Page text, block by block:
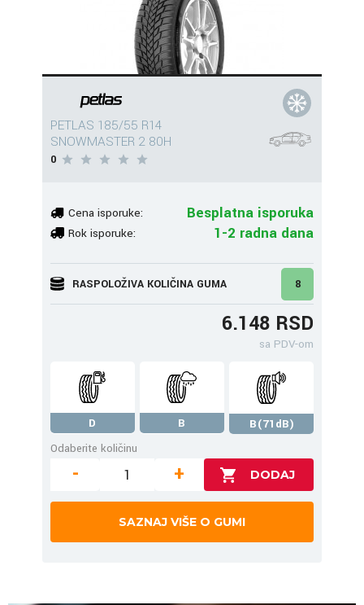
PETLAS 185/55 R14
SNOWMASTER 2 80H
0
Cena isporuke: Besplatna isporuka
Rok isporuke: 1-2 radna dana
RASPOLOŽIVA KOLIČINA GUMA 8
6.148 RSD
sa PDV-om
D B
B(71dB)
Odaberite količinu
- +
SAZNAJ VIŠE O GUMI